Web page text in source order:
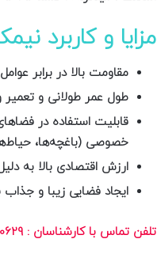
مزایا و کاربرد
مقاومت بالا در برابر
طول عمر طولانی و تعمیر
قابلیت استفاده در
خصوصی (باغچه‌ها،
ارزش اقتصادی بالا به
ایجاد فضایی زیبا و جذاب
تلفن تماس با کارشناسان : 09121640629